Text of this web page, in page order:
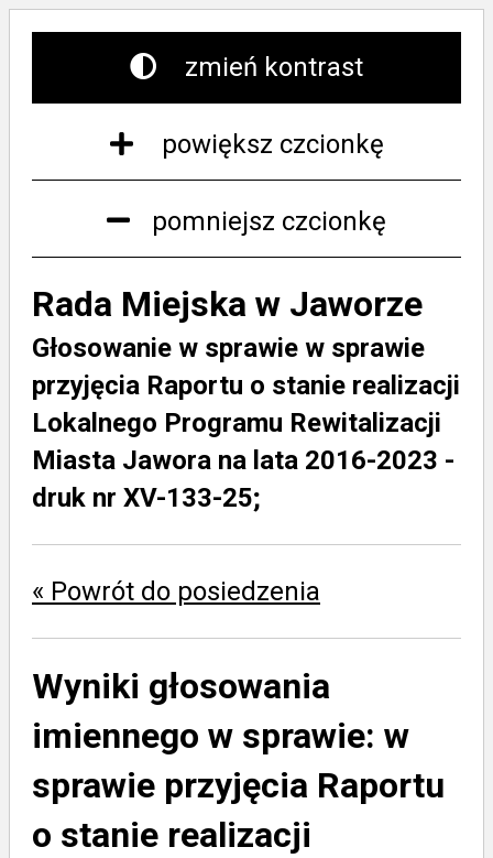
zmień kontrast
powiększ czcionkę
pomniejsz czcionkę
Rada Miejska w Jaworze
Głosowanie w sprawie w sprawie
przyjęcia Raportu o stanie realizacji
Lokalnego Programu Rewitalizacji
Miasta Jawora na lata 2016-2023 -
druk nr XV-133-25;
« Powrót do posiedzenia
Wyniki głosowania
imiennego w sprawie: w
sprawie przyjęcia Raportu
o stanie realizacji